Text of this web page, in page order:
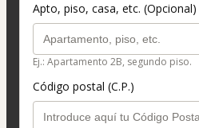
Apto, piso, casa, etc. (Opcional)
Ej.: Apartamento 2B, segundo piso.
Código postal (C.P.)